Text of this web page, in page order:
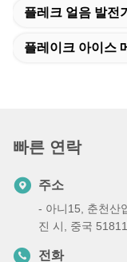
플레크 얼음 발전기
플레이크 아이스
빠른 연락
주소
- 아니15, 춘천산
진 시, 중국
전화